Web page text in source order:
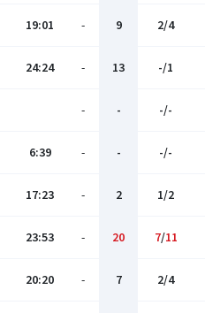
19:01 - 9 2/4
24:24 - 13 -/1
- - -/-
6:39 - - -/-
17:23 - 2 1/2
23:53 - 20 7/11
20:20 - 7 2/4